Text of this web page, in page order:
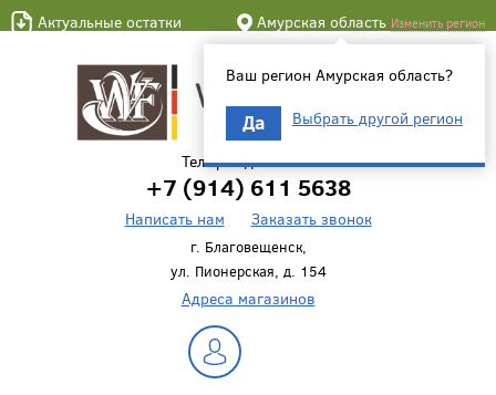
Актуальные остатки Амурская область Изменить регион
Ваш регион Амурская область?
Да Выбрать другой регион
Телефон для связи
+7 (914) 611 5638
Написать нам Заказать звонок
г. Благовещенск,
ул. Пионерская, д. 154
Адреса магазинов